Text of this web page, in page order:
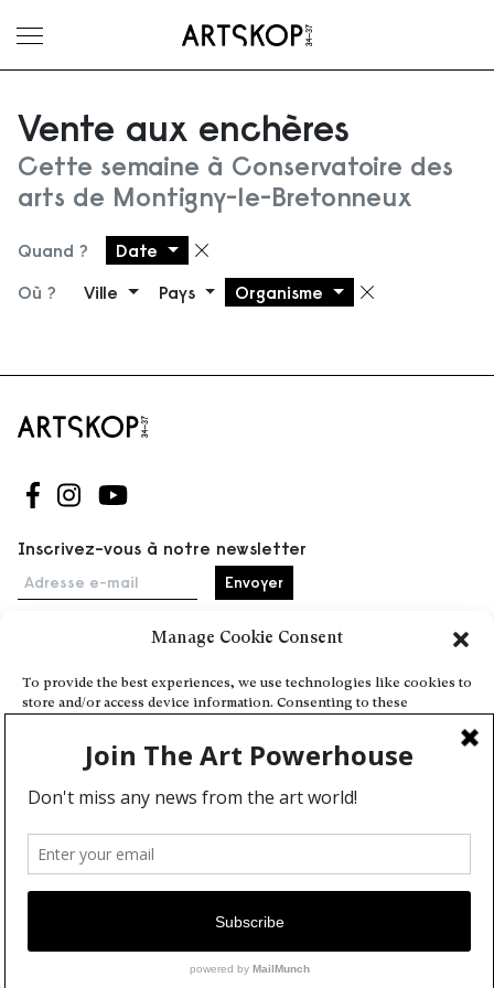
Manage Cookie Consent
To provide the best experiences, we use technologies like cookies to
store and/or access device information. Consenting to these
or unique IDs on this site. Not consenting or withdrawing consent,
may adversely affect certain features and functions.
Deny
View preferences
Cookie Policy
Ouvrir le menu
Vente aux enchères
Cette semaine à Conservatoire des
arts de Montigny-le-Bretonneux
Quand ? Date Supprimer le filtre
Où ? Ville Pays Organisme
Suivez-nous sur Facebook
Suivez-nous sur Instagram
Suivez-nous sur Youtube
Inscrivez-vous à notre newsletter
Adresse e-mail
Accueil
Événements
À propos
Partenaires
Contact
Conditions générales
Confidentialité et cookies
Communiquer votre événement